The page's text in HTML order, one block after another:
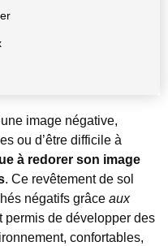
image négative,
ou d’être difficile à
à redorer son image
. Ce revêtement de sol
négatifs grâce aux
permis de développer des
confortables,